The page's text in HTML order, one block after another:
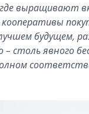
выращивают
будущем,
– столь явного